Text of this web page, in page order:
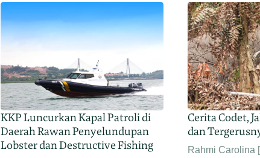
KKP Luncurkan Kapal Patroli di
Daerah Rawan Penyelundupan
Lobster dan Destructive Fishing
Cerita Codet,
dan
Rahmi Carolina